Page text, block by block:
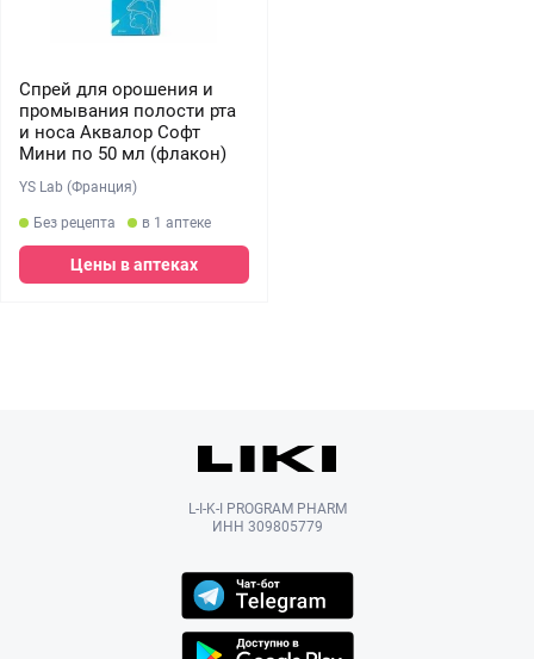
Спрей для орошения и
промывания полости рта
и носа Аквалор Софт
Мини по 50 мл (флакон)
YS Lab (Франция)
Без рецепта в 1 аптеке
Цены в аптеках
L-I-K-I PROGRAM PHARM
ИНН 309805779